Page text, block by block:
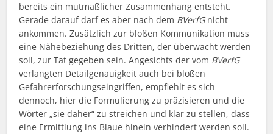
bereits ein mutmaßlicher Zusammenhang entsteht.
Gerade darauf darf es aber nach dem BVerfGnicht
ankommen. Zusätzlich zur bloßen Kommunikation muss
eine Nähebeziehung des Dritten, der überwacht werden
soll, zur Tat gegeben sein. Angesichts der vom BVerfG
verlangten Detailgenauigkeit auch bei bloßen
Gefahrerforschungseingriffen, empfiehlt es sich
dennoch, hier die Formulierung zu präzisieren und die
Wörter „sie daher“ zu streichen und klar zu stellen, dass
eine Ermittlung ins Blaue hinein verhindert werden soll.